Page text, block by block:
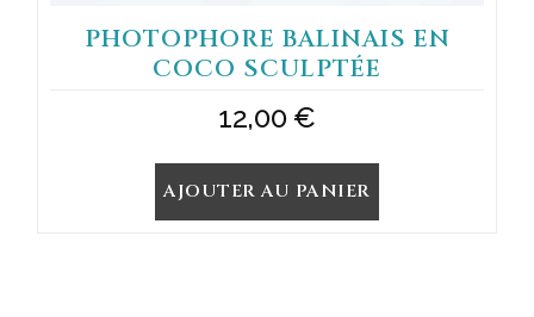
PHOTOPHORE BALINAIS EN
COCO SCULPTÉE
12,00€
AJOUTER AU PANIER